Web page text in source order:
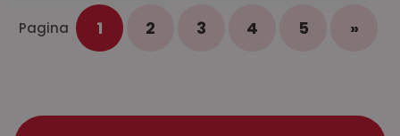
Pagina 1 2 3 4 5 »